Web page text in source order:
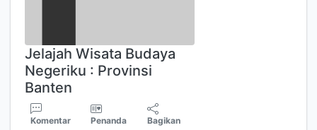
Jelajah Wisata Budaya
Negeriku : Provinsi
Banten
Komentar Penanda Bagikan